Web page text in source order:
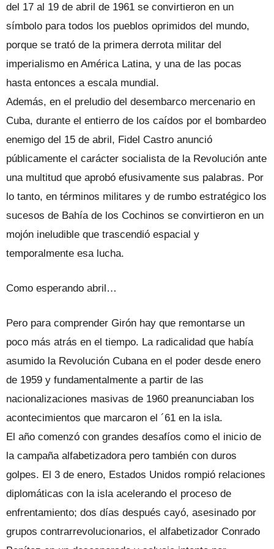
del 17 al 19 de abril de 1961 se convirtieron en un
símbolo para todos los pueblos oprimidos del mundo,
porque se trató de la primera derrota militar del
imperialismo en América Latina, y una de las pocas
hasta entonces a escala mundial.
Además, en el preludio del desembarco mercenario en
Cuba, durante el entierro de los caídos por el bombardeo
enemigo del 15 de abril, Fidel Castro anunció
públicamente el carácter socialista de la Revolución ante
una multitud que aprobó efusivamente sus palabras. Por
lo tanto, en términos militares y de rumbo estratégico los
sucesos de Bahía de los Cochinos se convirtieron en un
mojón ineludible que trascendió espacial y
temporalmente esa lucha.
Como esperando abril…
Pero para comprender Girón hay que remontarse un
poco más atrás en el tiempo. La radicalidad que había
asumido la Revolución Cubana en el poder desde enero
de 1959 y fundamentalmente a partir de las
nacionalizaciones masivas de 1960 preanunciaban los
acontecimientos que marcaron el ´61 en la isla.
El año comenzó con grandes desafíos como el inicio de
la campaña alfabetizadora pero también con duros
golpes. El 3 de enero, Estados Unidos rompió relaciones
diplomáticas con la isla acelerando el proceso de
enfrentamiento; dos días después cayó, asesinado por
grupos contrarrevolucionarios, el alfabetizador Conrado